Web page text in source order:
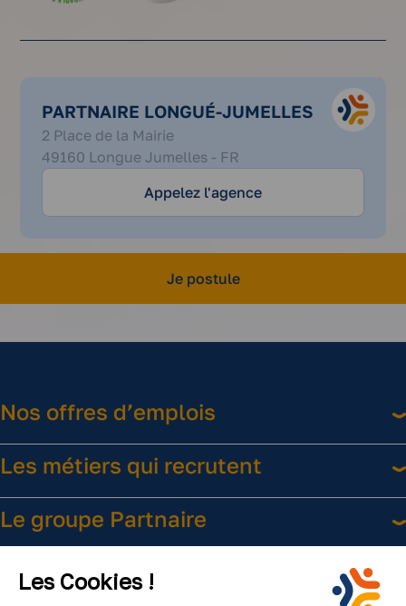
PARTNAIRE LONGUÉ-JUMELLES
2 Place de la Mairie
49160 Longue Jumelles - FR
41
53
09
Appelez l'agence
Je postule
Nos offres d’emplois
Les métiers qui recrutent
Le groupe Partnaire
Liens utiles
Les Cookies !